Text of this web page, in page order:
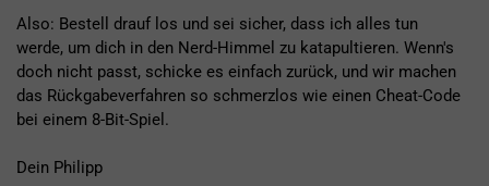
Also: Bestell drauf los und sei sicher, dass ich alles tun
werde, um dich in den Nerd-Himmel zu katapultieren. Wenn's
doch nicht passt, schicke es einfach zurück, und wir machen
das Rückgabeverfahren so schmerzlos wie einen Cheat-Code
bei einem 8-Bit-Spiel.
Dein Philipp